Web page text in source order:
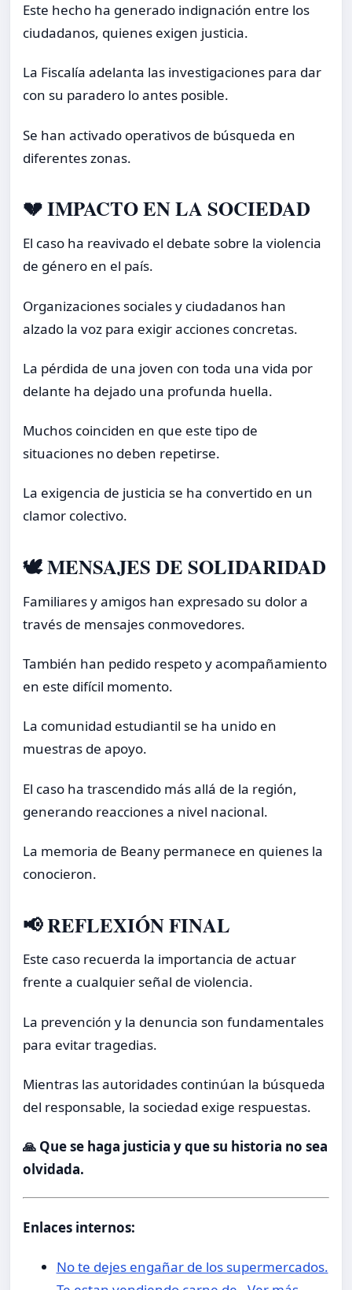
Este hecho ha generado indignación entre los
ciudadanos, quienes exigen justicia.
La Fiscalía adelanta las investigaciones para dar
con su paradero lo antes posible.
Se han activado operativos de búsqueda en
diferentes zonas.
💔 IMPACTO EN LA SOCIEDAD
El caso ha reavivado el debate sobre la violencia
de género en el país.
Organizaciones sociales y ciudadanos han
alzado la voz para exigir acciones concretas.
La pérdida de una joven con toda una vida por
delante ha dejado una profunda huella.
Muchos coinciden en que este tipo de
situaciones no deben repetirse.
La exigencia de justicia se ha convertido en un
clamor colectivo.
🕊️ MENSAJES DE SOLIDARIDAD
Familiares y amigos han expresado su dolor a
través de mensajes conmovedores.
También han pedido respeto y acompañamiento
en este difícil momento.
La comunidad estudiantil se ha unido en
muestras de apoyo.
El caso ha trascendido más allá de la región,
generando reacciones a nivel nacional.
La memoria de Beany permanece en quienes la
conocieron.
📢 REFLEXIÓN FINAL
Este caso recuerda la importancia de actuar
frente a cualquier señal de violencia.
La prevención y la denuncia son fundamentales
para evitar tragedias.
Mientras las autoridades continúan la búsqueda
del responsable, la sociedad exige respuestas.
🙏 Que se haga justicia y que su historia no sea
olvidada.
Enlaces internos:
No te dejes engañar de los supermercados.